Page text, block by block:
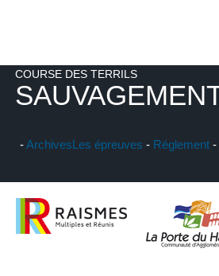
COURSE DES TERRILS
-ArchivesLes épreuves - Réglement -